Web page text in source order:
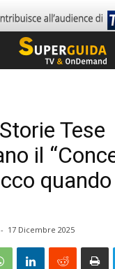
Tese
il
- 17 Dicembre 2025